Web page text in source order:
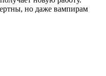
но даже вампирам